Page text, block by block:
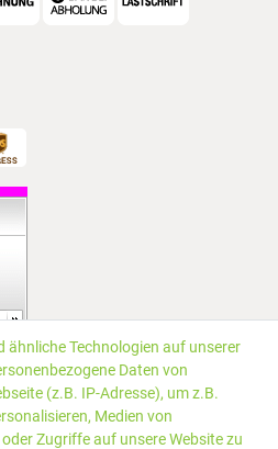
ähnliche Technologien auf unserer
Daten von
(z.B. IP-Adresse), um z.B.
Medien von
Zugriffe auf unsere Website zu